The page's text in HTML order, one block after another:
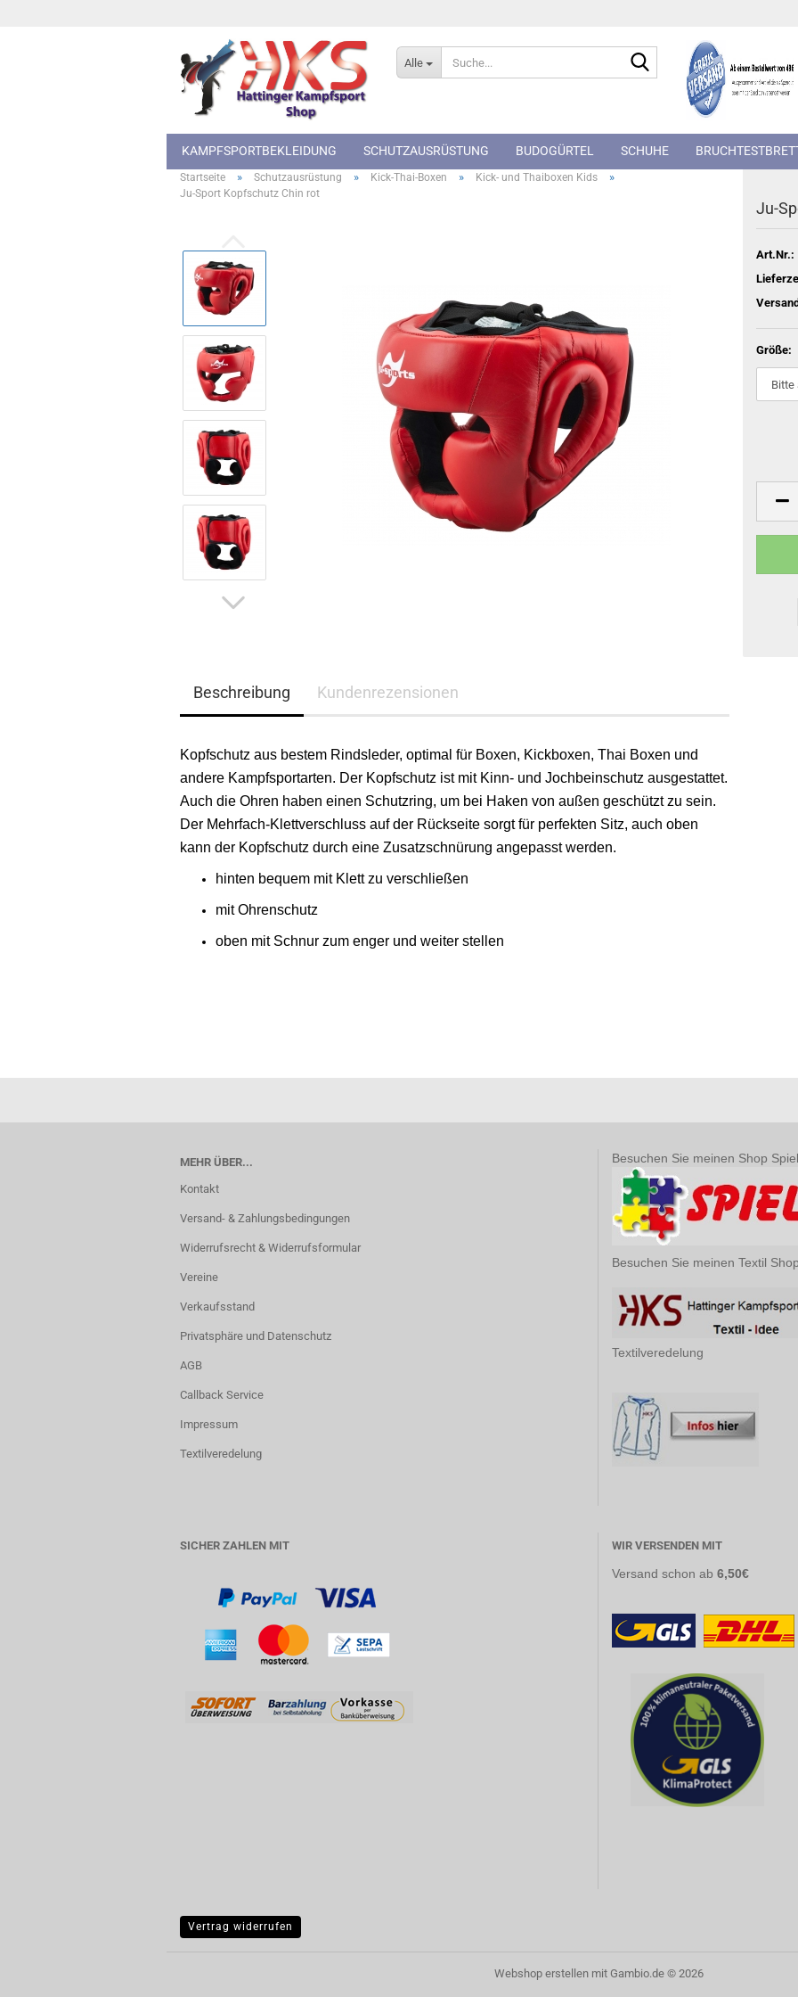
Alle
Suche...
KAMPFSPORTBEKLEIDUNG SCHUTZAUSRÜSTUNG BUDOGÜRTEL SCHUHE
Startseite » Schutzausrüstung » Kick-Thai-Boxen » Kick- und Thaiboxen Kids »
Ju-Sport Kopfschutz Chin rot
Ju-
Art.Nr.:
Größe:
Beschreibung Kundenrezensionen
Kopfschutz aus bestem Rindsleder, optimal für Boxen, Kickboxen, Thai Boxen und
andere Kampfsportarten. Der Kopfschutz ist mit Kinn- und Jochbeinschutz ausgestattet.
Auch die Ohren haben einen Schutzring, um bei Haken von außen geschützt zu sein.
Der Mehrfach-Klettverschluss auf der Rückseite sorgt für perfekten Sitz, auch oben
kann der Kopfschutz durch eine Zusatzschnürung angepasst werden.
hinten bequem mit Klett zu verschließen
mit Ohrenschutz
oben mit Schnur zum enger und weiter stellen
MEHR ÜBER...
Kontakt
Versand- & Zahlungsbedingungen
Widerrufsrecht & Widerrufsformular
Vereine
Verkaufsstand
Privatsphäre und Datenschutz
AGB
Callback Service
Impressum
Textilveredelung
Besuchen Sie meinen Shop
Besuchen Sie meinen Textil
Textilveredelung
SICHER ZAHLEN MIT WIR VERSENDEN MIT
Versand schon ab 6,50€
Vertrag widerrufen
Webshop erstellenmit Gambio.de © 2026